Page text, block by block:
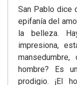
San Pablo dice
epifanía del
la belleza.
impresiona,
hombre? Es
prodigio. ¡El